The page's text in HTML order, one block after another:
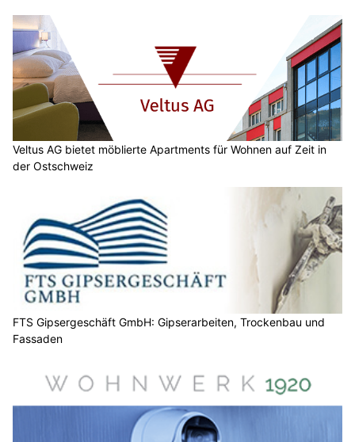
Veltus AG bietet möblierte Apartments für Wohnen auf Zeit in
der Ostschweiz
FTS Gipsergeschäft GmbH: Gipserarbeiten, Trockenbau und
Fassaden